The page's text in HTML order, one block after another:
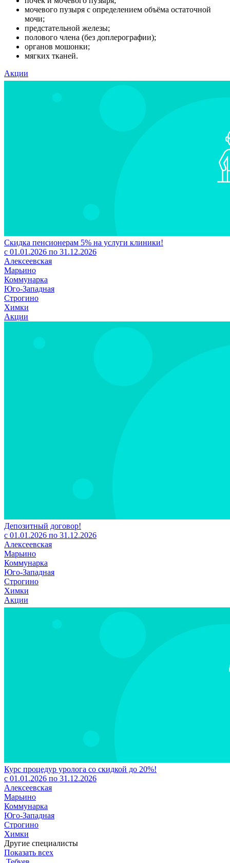
мочевого пузыря с определением объёма остаточной
мочи;
предстательной железы;
полового члена (без доплерографии);
органов мошонки;
мягких тканей.
Акции
Скидка пенсионерам 5% на услуги клиники!
с 01.01.2026 по 31.12.2026
Алексеевская
Марьино
Коммунарка
Юго-Западная
Строгино
Химки
Акции
Депозитный договор!
с 01.01.2026 по 31.12.2026
Алексеевская
Марьино
Коммунарка
Юго-Западная
Строгино
Химки
Акции
Курс процедур уролога со скидкой до 20%!
с 01.01.2026 по 31.12.2026
Алексеевская
Марьино
Коммунарка
Юго-Западная
Строгино
Химки
Другие специалисты
Показать всех